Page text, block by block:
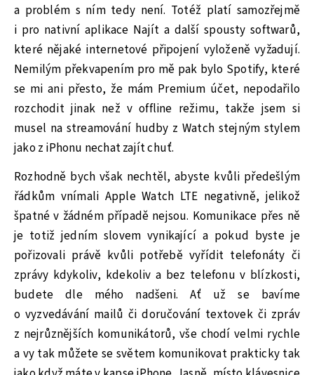
a problém s ním tedy není. Totéž platí samozřejmě
i pro nativní aplikace Najít a další spousty softwarů,
které nějaké internetové připojení vyloženě vyžadují.
Nemilým překvapením pro mě pak bylo Spotify, které
se mi ani přesto, že mám Premium účet, nepodařilo
rozchodit jinak než v offline režimu, takže jsem si
musel na streamování hudby z Watch stejným stylem
jako z iPhonu nechat zajít chuť.
Rozhodně bych však nechtěl, abyste kvůli předešlým
řádkům vnímali Apple Watch LTE negativně, jelikož
špatné v žádném případě nejsou. Komunikace přes ně
je totiž jedním slovem vynikající a pokud byste je
pořizovali právě kvůli potřebě vyřídit telefonáty či
zprávy kdykoliv, kdekoliv a bez telefonu v blízkosti,
budete dle mého nadšeni. Ať už se bavíme
o vyzvedávání mailů či doručování textovek či zpráv
z nejrůznějších komunikátorů, vše chodí velmi rychle
a vy tak můžete se světem komunikovat prakticky tak